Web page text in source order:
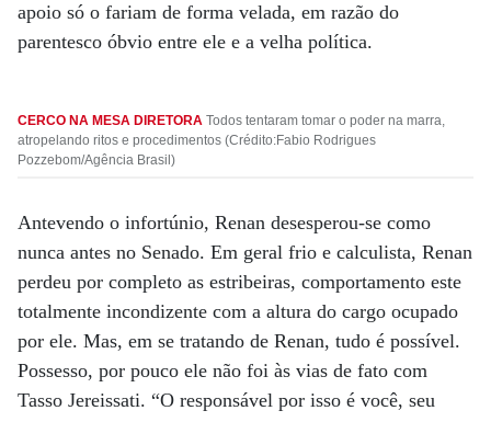
apoio só o fariam de forma velada, em razão do
parentesco óbvio entre ele e a velha política.
CERCO NA MESA DIRETORA Todos tentaram tomar o poder na marra,
atropelando ritos e procedimentos (Crédito:Fabio Rodrigues
Pozzebom/Agência Brasil)
Antevendo o infortúnio, Renan desesperou-se como
nunca antes no Senado. Em geral frio e calculista, Renan
perdeu por completo as estribeiras, comportamento este
totalmente incondizente com a altura do cargo ocupado
por ele. Mas, em se tratando de Renan, tudo é possível.
Possesso, por pouco ele não foi às vias de fato com
Tasso Jereissati. “O responsável por isso é você, seu